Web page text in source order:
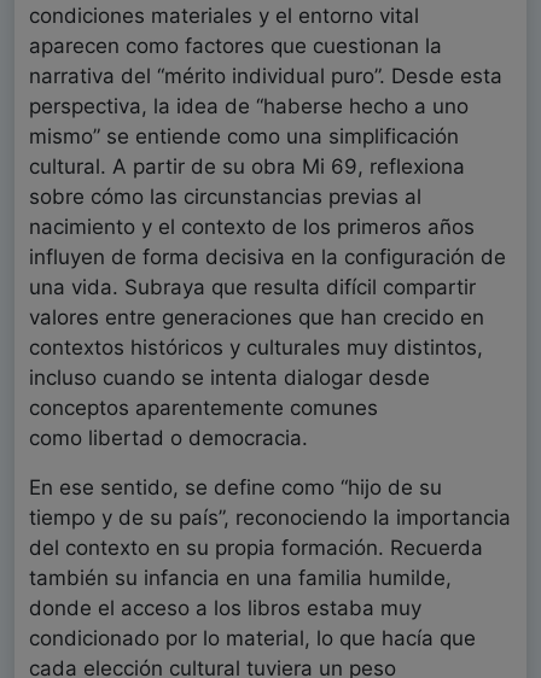
condiciones materiales y el entorno vital
aparecen como factores que cuestionan la
narrativa del “mérito individual puro”. Desde esta
perspectiva, la idea de “haberse hecho a uno
mismo” se entiende como una simplificación
cultural. A partir de su obra Mi 69, reflexiona
sobre cómo las circunstancias previas al
nacimiento y el contexto de los primeros años
influyen de forma decisiva en la configuración de
una vida. Subraya que resulta difícil compartir
valores entre generaciones que han crecido en
contextos históricos y culturales muy distintos,
incluso cuando se intenta dialogar desde
conceptos aparentemente comunes
como libertad o democracia.
En ese sentido, se define como “hijo de su
tiempo y de su país”, reconociendo la importancia
del contexto en su propia formación. Recuerda
también su infancia en una familia humilde,
donde el acceso a los libros estaba muy
condicionado por lo material, lo que hacía que
cada elección cultural tuviera un peso